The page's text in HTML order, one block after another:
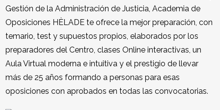
Gestión de la Administración de Justicia, Academia de
Oposiciones HÈLADE te ofrece la mejor preparación, con
temario, test y supuestos propios, elaborados por los
preparadores del Centro, clases Online interactivas, un
Aula Virtual moderna e intuitiva y el prestigio de llevar
más de 25 años formando a personas para esas
oposiciones con aprobados en todas las convocatorias.